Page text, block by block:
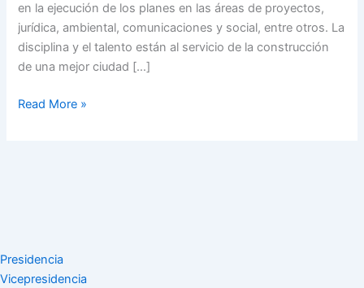
en la ejecución de los planes en las áreas de proyectos,
jurídica, ambiental, comunicaciones y social, entre otros. La
disciplina y el talento están al servicio de la construcción
de una mejor ciudad […]
de
las
mujeres
Read More »
Presidencia
Vicepresidencia